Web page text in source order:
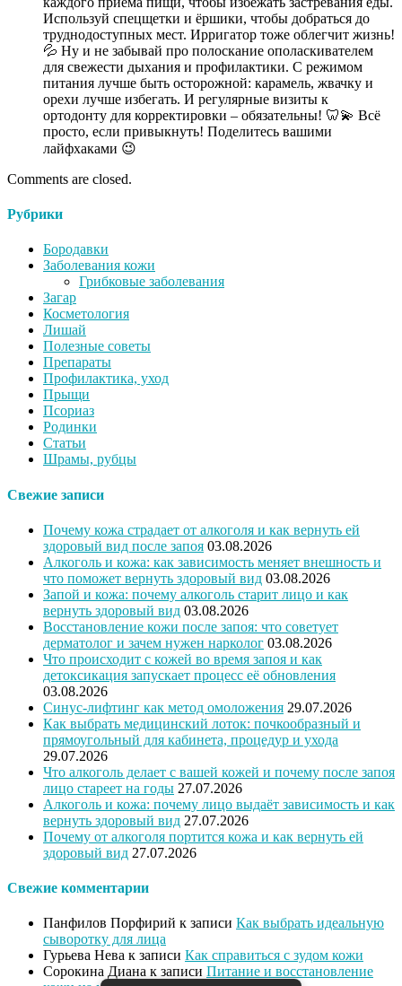
Используй спецщетки и ёршики, чтобы добраться до
труднодоступных мест. Ирригатор тоже облегчит жизнь!
💦 Ну и не забывай про полоскание ополаскивателем
для свежести дыхания и профилактики. С режимом
питания лучше быть осторожной: карамель, жвачку и
орехи лучше избегать. И регулярные визиты к
ортодонту для корректировки – обязательны! 🦷💫 Всё
просто, если привыкнуть! Поделитесь вашими
лайфхаками 😉
Comments are closed.
Рубрики
Бородавки
Заболевания кожи
Грибковые заболевания
Загар
Косметология
Лишай
Полезные советы
Препараты
Профилактика, уход
Прыщи
Псориаз
Родинки
Статьи
Шрамы, рубцы
Свежие записи
Почему кожа страдает от алкоголя и как вернуть ей
здоровый вид после запоя 03.08.2026
Алкоголь и кожа: как зависимость меняет внешность и
что поможет вернуть здоровый вид 03.08.2026
Запой и кожа: почему алкоголь старит лицо и как
вернуть здоровый вид 03.08.2026
Восстановление кожи после запоя: что советует
дерматолог и зачем нужен нарколог 03.08.2026
Что происходит с кожей во время запоя и как
детоксикация запускает процесс её обновления
03.08.2026
Синус-лифтинг как метод омоложения 29.07.2026
Как выбрать медицинский лоток: почкообразный и
прямоугольный для кабинета, процедур и ухода
29.07.2026
Что алкоголь делает с вашей кожей и почему после запоя
лицо стареет на годы 27.07.2026
Алкоголь и кожа: почему лицо выдаёт зависимость и как
вернуть здоровый вид 27.07.2026
Почему от алкоголя портится кожа и как вернуть ей
здоровый вид 27.07.2026
Свежие комментарии
Панфилов Порфирий к записи Как выбрать идеальную
сыворотку для лица
Гурьева Нева к записи Как справиться с зудом кожи
Сорокина Диана к записи Питание и восстановление